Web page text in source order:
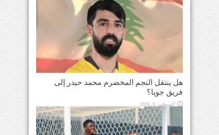
هل ينتقل النجم المخضرم محمد حيدر إلى
فريق جويا؟
أغسطس 9, 2026